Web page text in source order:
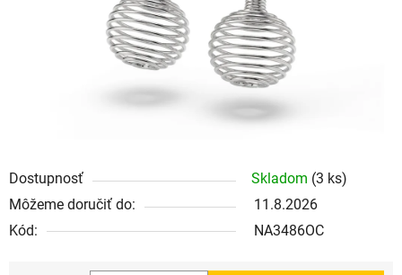
Dostupnosť Skladom (3 ks)
Môžeme doručiť do:
11.8.2026
Kód:
NA3486OC